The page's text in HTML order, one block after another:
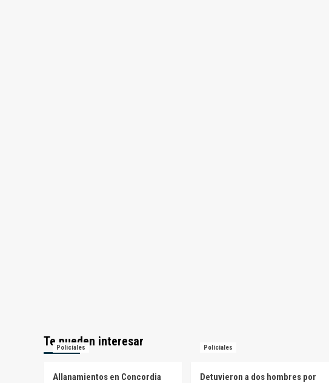
Te pueden interesar
Policiales
Allanamientos en Concordia
Policiales
Detuvieron a dos hombres por